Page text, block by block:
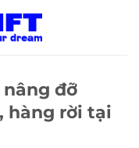
nâng đỡ
hàng rời tại